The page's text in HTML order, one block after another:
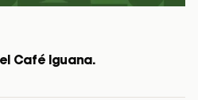
Café Iguana.